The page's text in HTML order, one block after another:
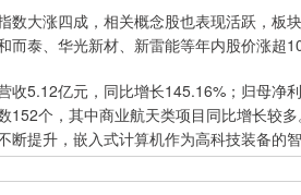
大涨四成，相关概念股也表现活跃，板
而泰、华光新材、新雷能等年内股价涨超
5.12亿元，同比增长145.16%；归母净
152个，其中商业航天类项目同比增长较
断提升，嵌入式计算机作为高科技装备的